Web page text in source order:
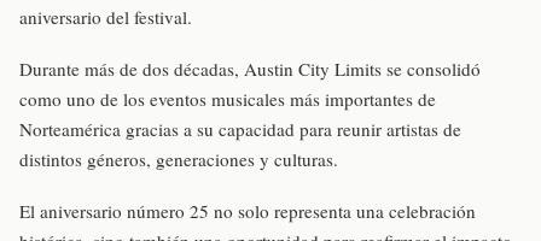
aniversario del festival.
Durante más de dos décadas, Austin City Limits se consolidó
como uno de los eventos musicales más importantes de
Norteamérica gracias a su capacidad para reunir artistas de
distintos géneros, generaciones y culturas.
El aniversario número 25 no solo representa una celebración